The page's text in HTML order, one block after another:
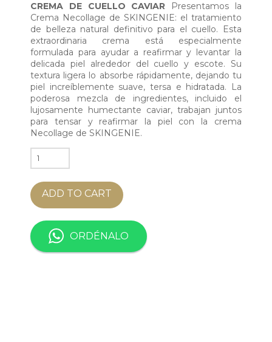
CREMA DE CUELLO CAVIAR Presentamos la
Crema Necollage de SKINGENIE: el tratamiento
de belleza natural definitivo para el cuello. Esta
extraordinaria crema está especialmente
formulada para ayudar a reafirmar y levantar la
delicada piel alrededor del cuello y escote. Su
textura ligera lo absorbe rápidamente, dejando tu
piel increíblemente suave, tersa e hidratada. La
poderosa mezcla de ingredientes, incluido el
lujosamente humectante caviar, trabajan juntos
para tensar y reafirmar la piel con la crema
Necollage de SKINGENIE.
CAVIAR
NECOLLAGE
CREAM
quantity
ADD TO CART
ORDÉNALO